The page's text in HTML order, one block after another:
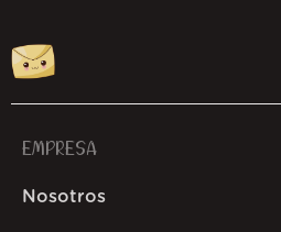
EMPRESA
Nosotros